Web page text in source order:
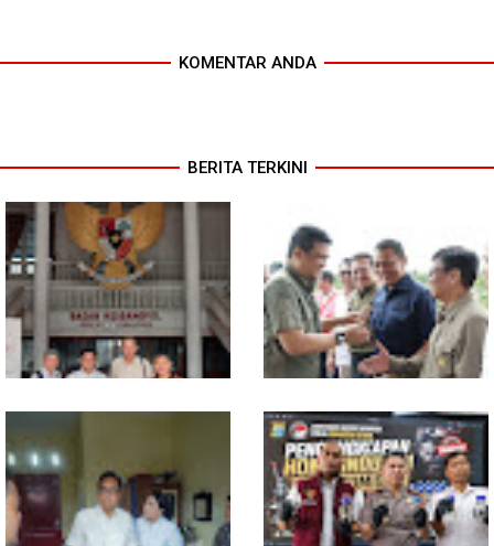
KOMENTAR ANDA
BERITA TERKINI
MIO Indonesia Sumut Resmi
Daftarkan Organisasi ke
Kesbangpol, Langkah Awal
Perkuat Profesionalisme
Media Online
Komisi D DPRDSU Ikut Gubsu
Bobby Nasution Berkantor di
Nias